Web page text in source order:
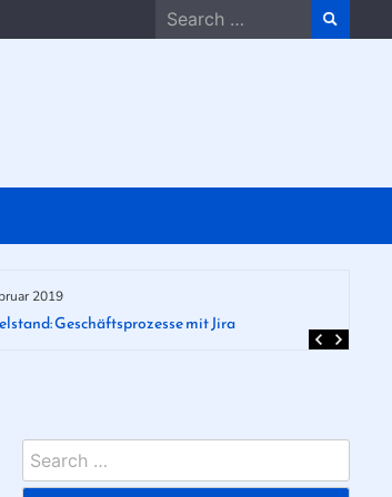
Search
for:
2019
Geschäftsprozesse mit Jira
Search
for: